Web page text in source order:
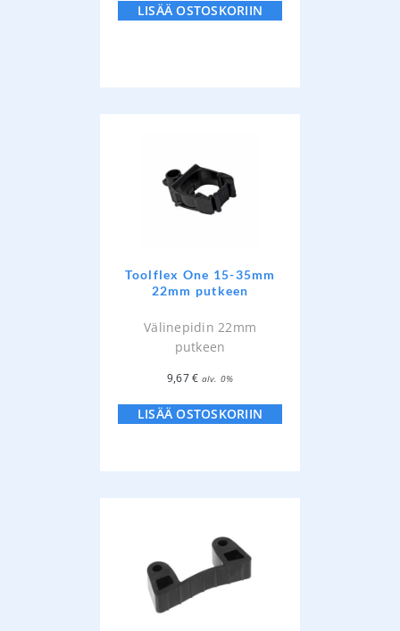
LISÄÄ OSTOSKORIIN
Toolflex One 15-35mm
22mm putkeen
Välinepidin 22mm
putkeen
9,67€ alv. 0%
LISÄÄ OSTOSKORIIN